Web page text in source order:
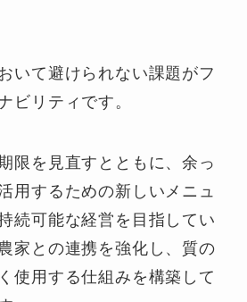
いて避けられない課題がフ
ビリティです。
限を見直すとともに、余っ
用するための新しいメニュ
続可能な経営を目指してい
家との連携を強化し、質の
使用する仕組みを構築して